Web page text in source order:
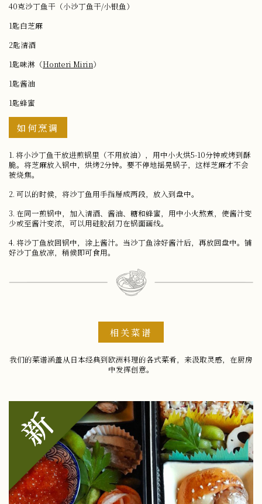
40克沙丁鱼干（小沙丁鱼干/小银鱼）
1匙白芝麻
2匙清酒
1匙味淋（Honteri Mirin）
1匙酱油
1匙蜂蜜
如何烹调
1. 将小沙丁鱼干放进煎锅里（不用放油），用中小火烘5-10分钟或烤到酥
脆。将芝麻放入锅中，烘烤2分钟。要不停地摇晃锅子，这样芝麻才不会
被烧焦。
2. 可以的时候，将沙丁鱼用手指掰成两段，放入到盘中。
3. 在同一煎锅中，加入清酒、酱油、糖和蜂蜜，用中小火熬煮，使酱汁变
少或至酱汁变浓，可以用硅胶刮刀在锅面画线。
4. 将沙丁鱼放回锅中，涂上酱汁。当沙丁鱼涂好酱汁后，再放回盘中。铺
好沙丁鱼放凉，稍候即可食用。
相关菜谱
我们的菜谱涵盖从日本经典到欧洲料理的各式菜肴，来汲取灵感，在厨房
中发挥创意。